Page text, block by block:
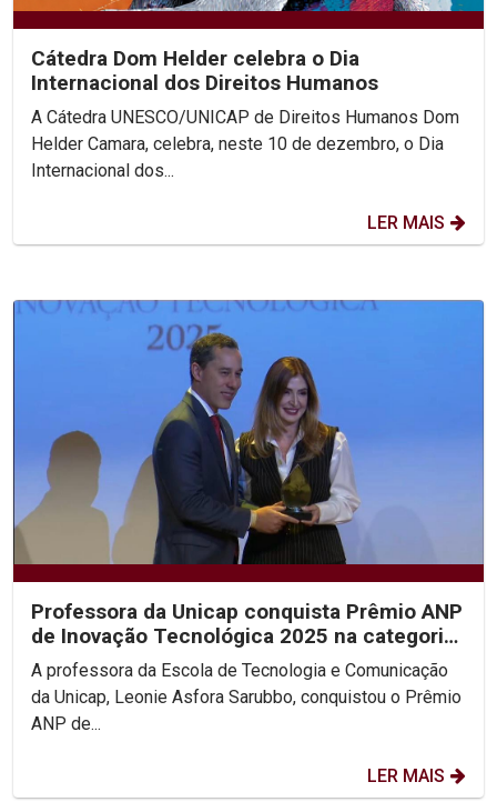
Cátedra Dom Helder celebra o Dia
Internacional dos Direitos Humanos
A Cátedra UNESCO/UNICAP de Direitos Humanos Dom
Helder Camara, celebra, neste 10 de dezembro, o Dia
Internacional dos...
LER MAIS
Professora da Unicap conquista Prêmio ANP
de Inovação Tecnológica 2025 na categoria
Personalidade...
A professora da Escola de Tecnologia e Comunicação
da Unicap, Leonie Asfora Sarubbo, conquistou o Prêmio
ANP de...
LER MAIS